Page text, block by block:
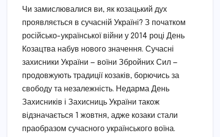
Чи замислювалися ви, як козацький дух
проявляється в сучасній Україні? З початком
російсько-української війни у 2014 році День
Козацтва набув нового значення. Сучасні
захисники України — воїни Збройних Сил —
продовжують традиції козаків, борючись за
свободу та незалежність. Недарма День
Захисників і Захисниць України також
відзначається 1 жовтня, адже козаки стали
праобразом сучасного українського воїна.